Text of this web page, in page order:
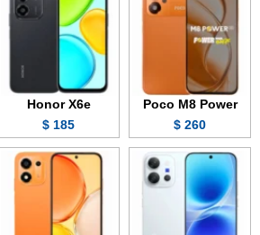
Poco M8 Power
260 $
Honor X6e
185 $